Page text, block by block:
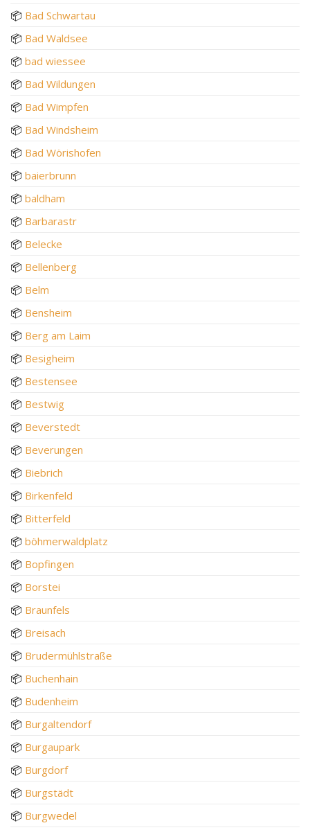
📦 Bad Schwartau
📦 Bad Waldsee
📦 bad wiessee
📦 Bad Wildungen
📦 Bad Wimpfen
📦 Bad Windsheim
📦 Bad Wörishofen
📦 baierbrunn
📦 baldham
📦 Barbarastr
📦 Belecke
📦 Bellenberg
📦 Belm
📦 Bensheim
📦 Berg am Laim
📦 Besigheim
📦 Bestensee
📦 Bestwig
📦 Beverstedt
📦 Beverungen
📦 Biebrich
📦 Birkenfeld
📦 Bitterfeld
📦 böhmerwaldplatz
📦 Bopfingen
📦 Borstei
📦 Braunfels
📦 Breisach
📦 Brudermühlstraße
📦 Buchenhain
📦 Budenheim
📦 Burgaltendorf
📦 Burgaupark
📦 Burgdorf
📦 Burgstädt
📦 Burgwedel